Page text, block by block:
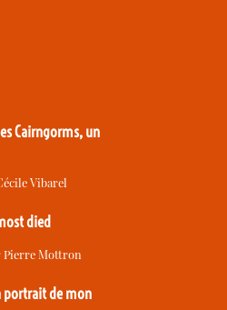
Cairngorms, un
Vibarel
died
Pierre Mottron
portrait de mon